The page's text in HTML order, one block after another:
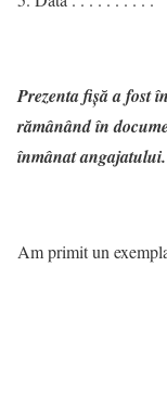
Prezenta fişă a fost
rămânând în
înmânat angajatului.
Am primit un